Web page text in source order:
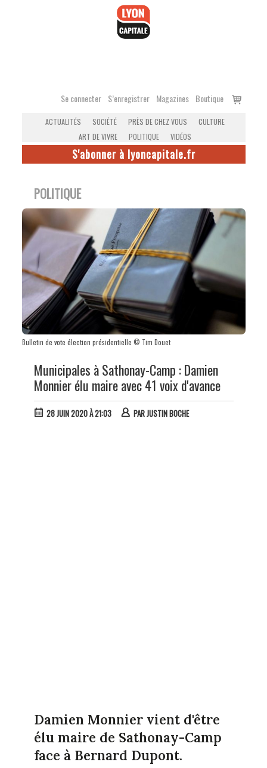
Se connecter S’enregistrer Magazines Boutique
Voir
ACTUALITÉS SOCIÉTÉ PRÈS DE CHEZ VOUS
CULTURE
ART DE VIVRE
POLITIQUE VIDÉOS
S'abonner à lyoncapitale.fr
POLITIQUE
Bulletin de vote élection présidentielle © Tim Douet
Municipales à Sathonay-Camp : Damien
Monnier élu maire avec 41 voix d'avance
28 JUIN 2020 À 21:03 PARJUSTIN BOCHE
Damien Monnier vient d'être
élu maire de Sathonay-Camp
face à Bernard Dupont.